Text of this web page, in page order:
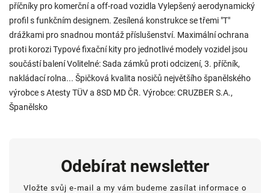
příčníky pro komerční a off-road vozidla Vylepšený aerodynamický
profil s funkčním designem. Zesílená konstrukce se třemi "T"
drážkami pro snadnou montáž příslušenství. Maximální ochrana
proti korozi Typové fixační kity pro jednotlivé modely vozidel jsou
součástí balení Volitelné: Sada zámků proti odcizení, 3. příčník,
nakládací rolna... Špičková kvalita nosičů největšího španělského
výrobce s Atesty TÜV a 8SD MD ČR. Výrobce: CRUZBER S.A.,
Španělsko
Odebírat newsletter
Vložte svůj e-mail a my vám budeme zasílat informace o